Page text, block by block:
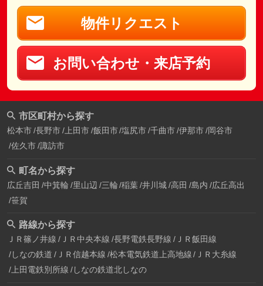
物件リクエスト
お問い合わせ・来店予約
市区町村から探す
松本市 長野市 上田市 飯田市 塩尻市 千曲市 伊那市 岡谷市
佐久市 諏訪市
町名から探す
広丘吉田 中箕輪 里山辺 三輪 稲葉 井川城 高田 島内 広丘高出
笹賀
路線から探す
ＪＲ篠ノ井線 ＪＲ中央本線 長野電鉄長野線 ＪＲ飯田線
しなの鉄道 ＪＲ信越本線 松本電気鉄道上高地線
ＪＲ大糸線
上田電鉄別所線 しなの鉄道北しなの